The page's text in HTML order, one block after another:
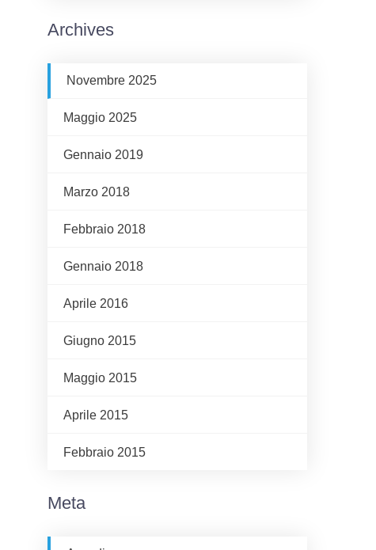
Archives
Novembre 2025
Maggio 2025
Gennaio 2019
Marzo 2018
Febbraio 2018
Gennaio 2018
Aprile 2016
Giugno 2015
Maggio 2015
Aprile 2015
Febbraio 2015
Meta